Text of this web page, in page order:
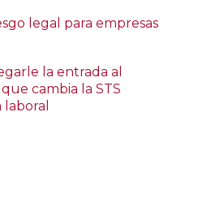
legal para empresas
la entrada al
cambia la STS